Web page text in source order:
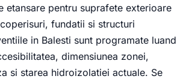
etansare pentru suprafete exterioare
fundatii si structuri
in Balesti sunt programate luand
dimensiunea zonei,
si starea hidroizolatiei actuale. Se